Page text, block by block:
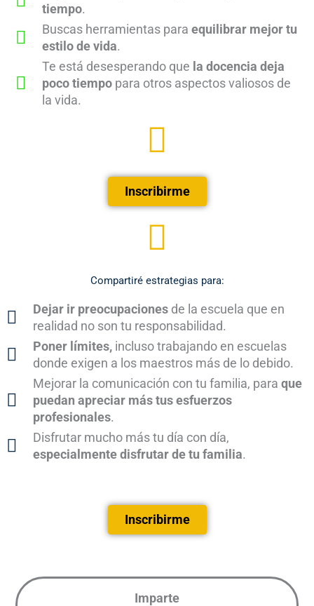
tiempo.
Buscas herramientas para equilibrar mejor tu
estilo de vida.
Te está desesperando que la docencia deja
poco tiempopara otros aspectos valiosos de
la vida.
Inscribirme
Compartiré estrategias para:
Dejar ir preocupacionesde la escuela que en
realidad no son tu responsabilidad.
Poner límites,incluso trabajando en escuelas
donde exigen a los maestros más de lo debido.
Mejorar la comunicación con tu familia, para que
puedan apreciar más tus esfuerzos
profesionales.
Disfrutar mucho más tu día con día,
especialmente disfrutar de tu familia.
Inscribirme
Imparte